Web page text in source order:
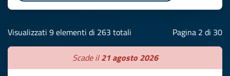
Visualizzati 9 elementi di 263 totali Pagina 2 di 30
Scade il21 agosto 2026